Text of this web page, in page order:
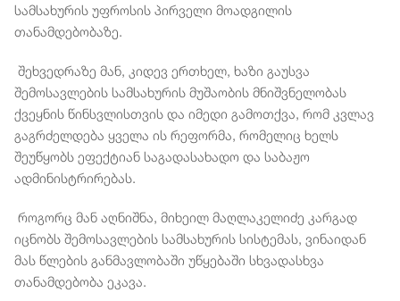
სამსახურის უფროსის პირველი მოადგილის
თანამდებობაზე.
შეხვედრაზე მან, კიდევ ერთხელ, ხაზი გაუსვა
შემოსავლების სამსახურის მუშაობის მნიშვნელობას
ქვეყნის წინსვლისთვის და იმედი გამოთქვა, რომ კვლავ
გაგრძელდება ყველა ის რეფორმა, რომელიც ხელს
შეუწყობს ეფექტიან საგადასახადო და საბაჟო
ადმინისტრირებას.
როგორც მან აღნიშნა, მიხეილ მაღლაკელიძე კარგად
იცნობს შემოსავლების სამსახურის სისტემას, ვინაიდან
მას წლების განმავლობაში უწყებაში სხვადასხვა
თანამდებობა ეკავა.